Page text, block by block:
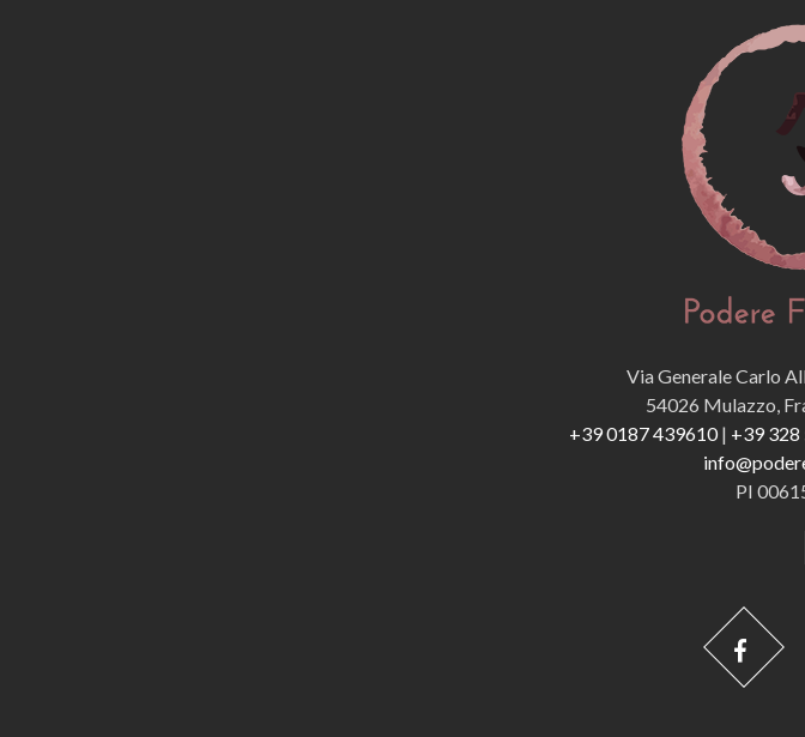
Via Generale Carlo
54026 Mulazzo,
+39 0187 439610| +39
PI